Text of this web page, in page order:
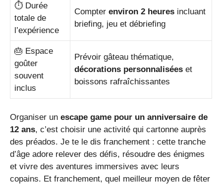
⏱️ Durée
totale de
l’expérience
Compter environ 2 heures incluant
briefing, jeu et débriefing
🎂 Espace
goûter
souvent
inclus
Prévoir gâteau thématique,
décorations personnalisées et
boissons rafraîchissantes
Organiser un escape game pour un anniversaire de
12 ans, c’est choisir une activité qui cartonne auprès
des préados. Je te le dis franchement : cette tranche
d’âge adore relever des défis, résoudre des énigmes
et vivre des aventures immersives avec leurs
copains. Et franchement, quel meilleur moyen de fêter